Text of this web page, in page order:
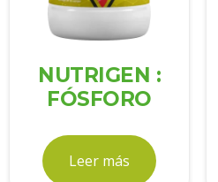
NUTRIGEN :
FÓSFORO
Leer más